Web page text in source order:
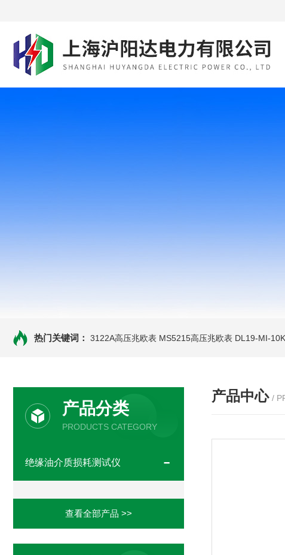
热门关键词： 3122A高压兆欧表 MS5215高压兆欧表 DL19-MI-
产品分类
PRODUCTS CATEGORY
绝缘油介质损耗测试仪
查看全部产品 >>
产品中心 /